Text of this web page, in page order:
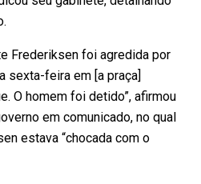
Frederiksen foi agredida por
sexta-feira em [a praça]
O homem foi detido”, afirmou
em comunicado, no qual
estava “chocada com o